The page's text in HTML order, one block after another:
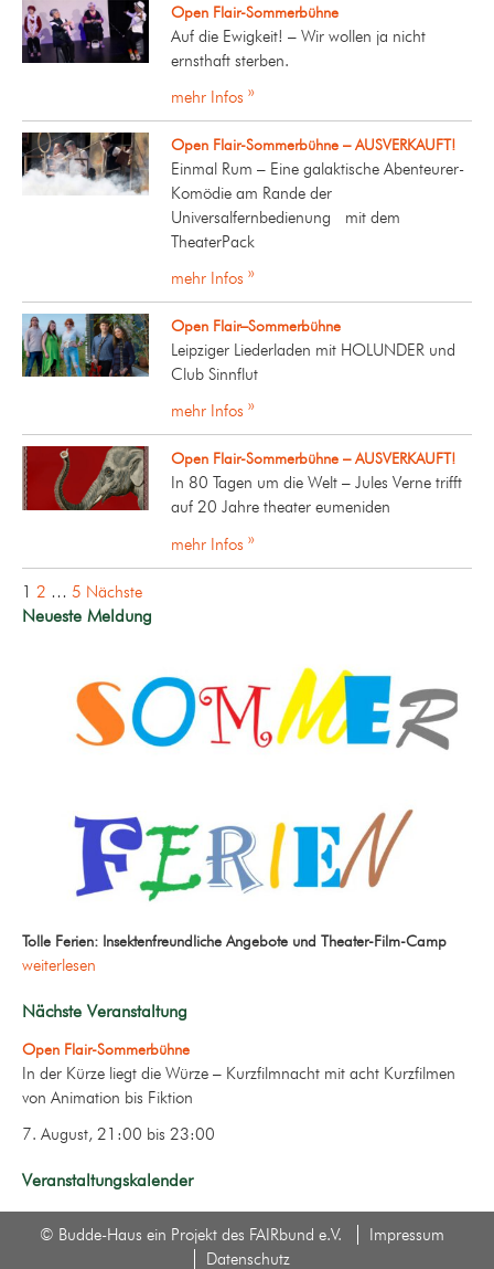
Open Flair-Sommerbühne
Auf die Ewigkeit! – Wir wollen ja nicht
ernsthaft sterben.
mehr Infos »
Open Flair-Sommerbühne – AUSVERKAUFT!
Einmal Rum – Eine galaktische Abenteurer-
Komödie am Rande der
Universalfernbedienung mit dem
TheaterPack
mehr Infos »
Open Flair–Sommerbühne
Leipziger Liederladen mit HOLUNDER und
Club Sinnflut
mehr Infos »
Open Flair-Sommerbühne – AUSVERKAUFT!
In 80 Tagen um die Welt – Jules Verne trifft
auf 20 Jahre theater eumeniden
mehr Infos »
Seitennummerierung
der
1 2 … 5 Nächste
Neueste Meldung
Tolle Ferien: Insektenfreundliche Angebote und Theater-Film-Camp
weiterlesen
Nächste Veranstaltung
Open Flair-Sommerbühne
In der Kürze liegt die Würze – Kurzfilmnacht mit acht Kurzfilmen
von Animation bis Fiktion
7. August, 21:00 bis 23:00
Veranstaltungskalender
© Budde-Haus ein Projekt des FAIRbund e.V.
Impressum
Datenschutz